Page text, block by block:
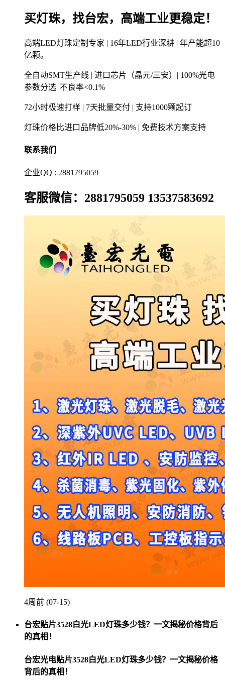
买灯珠，找台宏，高端工业更稳定！
高端LED灯珠定制专家 | 16年LED行业深耕 | 年产能超10
亿颗。
全自动SMT生产线 | 进口芯片（晶元/三安）| 100%光电
参数分选| 不良率<0.1%
72小时极速打样 | 7天批量交付 | 支持1000颗起订
灯珠价格比进口品牌低20%-30% | 免费技术方案支持
联系我们
企业QQ : 2881795059
客服微信：2881795059 13537583692
4周前 (07-15)
台宏贴片3528白光LED灯珠多少钱？一文揭秘价格背后
的真相！
台宏光电贴片3528白光LED灯珠多少钱？一文揭秘价格
背后的真相！